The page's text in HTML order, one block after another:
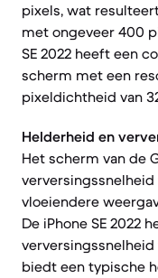
pixels, wat
met ongeveer 400
SE 2022 heeft een
scherm met een
pixeldichtheid van
Helderheid en
Het scherm van de
vloeiendere
De iPhone SE 2022
verversingssnelheid
biedt een typische